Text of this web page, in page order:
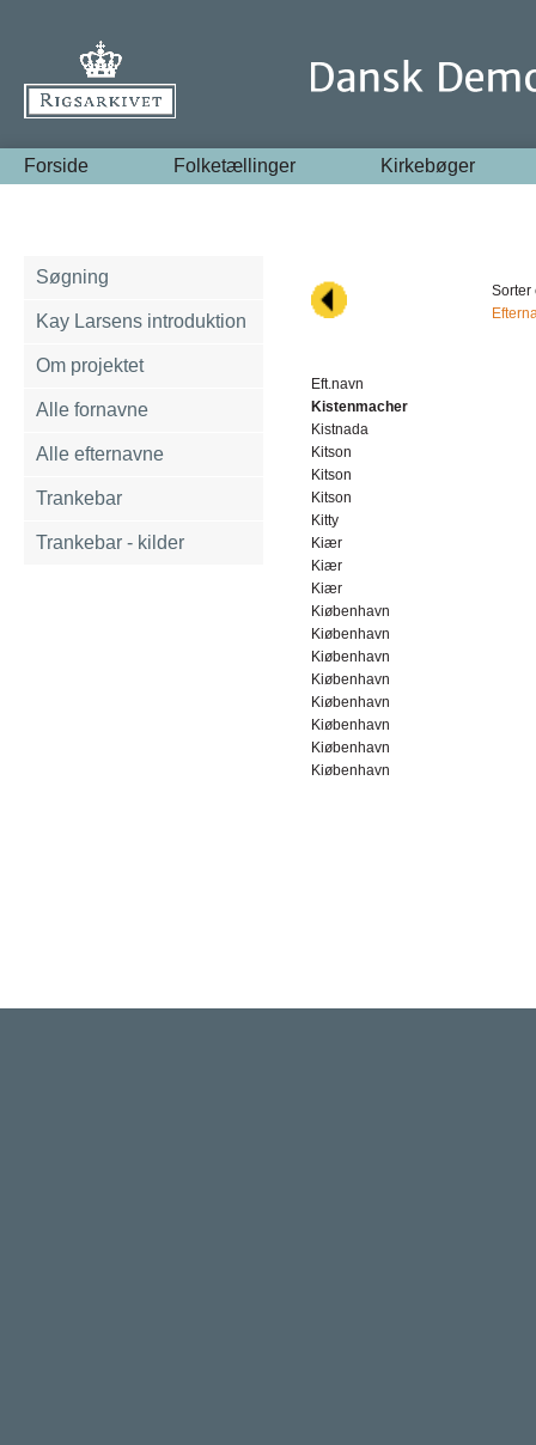
Forside Folketællinger Kirkebøger
Søgning
Kay Larsens introduktion
Om projektet
Alle fornavne
Alle efternavne
Trankebar
Trankebar - kilder
Sorter
Eft.navn
Kistenmacher
Kistnada
Kitson
Kitson
Kitson
Kitty
Kiær
Kiær
Kiær
Kiøbenhavn
Kiøbenhavn
Kiøbenhavn
Kiøbenhavn
Kiøbenhavn
Kiøbenhavn
Kiøbenhavn
Kiøbenhavn